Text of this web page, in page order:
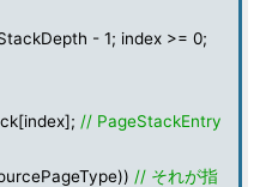
- 1; index >= 0;
// PageStackEntry
// それが指